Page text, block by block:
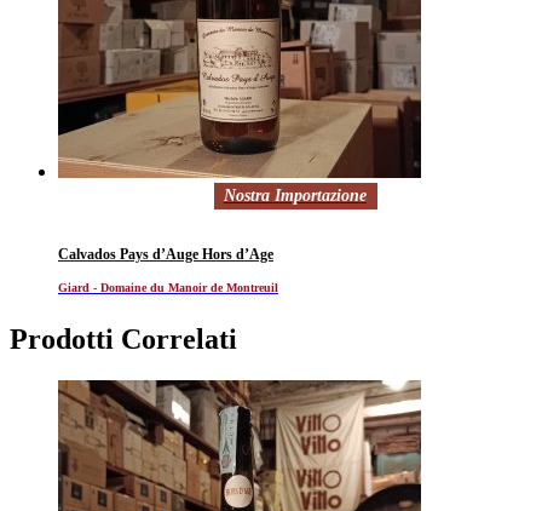
Nostra Importazione
Calvados Pays d’Auge Hors d’Age
Giard - Domaine du Manoir de Montreuil
Prodotti Correlati